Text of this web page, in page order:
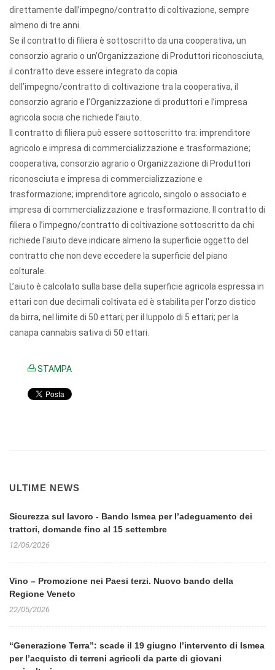
direttamente dall’impegno/contratto di coltivazione, sempre
almeno di tre anni.
Se il contratto di filiera è sottoscritto da una cooperativa, un
consorzio agrario o un’Organizzazione di Produttori riconosciuta,
il contratto deve essere integrato da copia
dell’impegno/contratto di coltivazione tra la cooperativa, il
consorzio agrario e l’Organizzazione di produttori e l’impresa
agricola socia che richiede l’aiuto.
Il contratto di filiera può essere sottoscritto tra: imprenditore
agricolo e impresa di commercializzazione e trasformazione;
cooperativa, consorzio agrario o Organizzazione di Produttori
riconosciuta e impresa di commercializzazione e
trasformazione; imprenditore agricolo, singolo o associato e
impresa di commercializzazione e trasformazione. Il contratto di
filiera o l’impegno/contratto di coltivazione sottoscritto da chi
richiede l'aiuto deve indicare almeno la superficie oggetto del
contratto che non deve eccedere la superficie del piano
colturale.
L’aiuto è calcolato sulla base della superficie agricola espressa in
ettari con due decimali coltivata ed è stabilita per l'orzo distico
da birra, nel limite di 50 ettari; per il luppolo di 5 ettari; per la
canapa cannabis sativa di 50 ettari.
STAMPA
ULTIME NEWS
Sicurezza sul lavoro - Bando Ismea per l’adeguamento dei
trattori, domande fino al 15 settembre
12/06/2026
Vino – Promozione nei Paesi terzi. Nuovo bando della
Regione Veneto
22/05/2026
“Generazione Terra”: scade il 19 giugno l’intervento di Ismea
per l’acquisto di terreni agricoli da parte di giovani